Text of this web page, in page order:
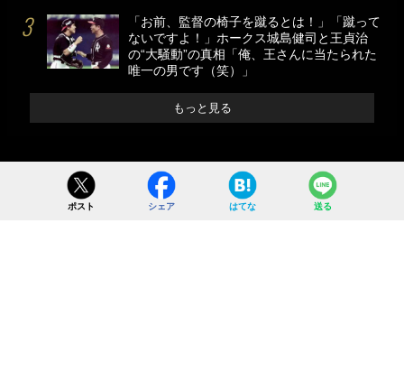
「お前、監督の椅子を蹴るとは！」「蹴って
ないですよ！」ホークス城島健司と王貞治
の“大騒動”の真相「俺、王さんに当たられた
唯一の男です（笑）」
もっと見る
ポスト シェア はてな 送る